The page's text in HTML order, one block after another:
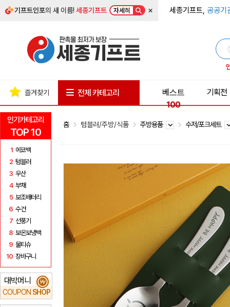
기프트인포의 새 이름!세종기프트 자세히 × 세종기프트, 공공기
인기카테고리
TOP 10
1 에코백
2 텀블러
3 우산
4 부채
5 보조배터리
6 수건
7 선풍기
8 보온보냉백
9 물티슈
10 장바구니
대박머니
COUPON SHOP
₩
즐겨찾기 전체 카테고리
베스트
100
기획전
홈 텀블러/주방/식품 주방용품 수저/포크세트